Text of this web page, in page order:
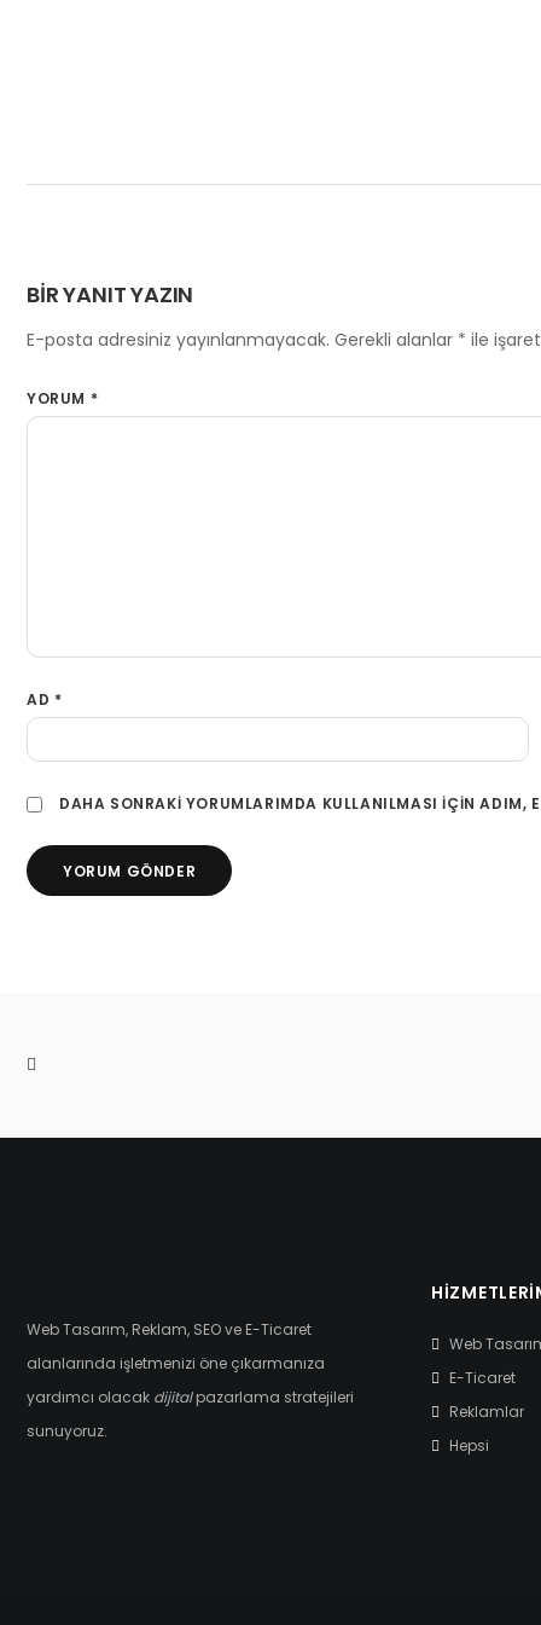
BIR YANIT YAZIN
E-posta adresiniz yayınlanmayacak. Gerekli alanlar * ile
YORUM *
AD *
DAHA SONRAKI YORUMLARIMDA KULLANILMASI IÇIN ADIM,
Web Tasarım, Reklam, SEO ve E-Ticaret
alanlarında işletmenizi öne çıkarmanıza
yardımcı olacak dijitalpazarlama stratejileri
sunuyoruz.
Web
E-Ticaret
Reklamlar
Hepsi